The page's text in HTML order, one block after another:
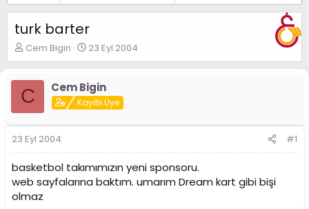
turk barter
K
o
u
y
B
a
ş
a
t
a
Cem Bigin
B
a
l
a
n
g
a
r
23 Eyl 2004
C Cem Bigin
Kayıtlı Üye
23 Eyl 2004 #1
basketbol takımımızın yeni sponsoru.
web sayfalarına baktım. umarım Dream kart gibi bişi
olmaz